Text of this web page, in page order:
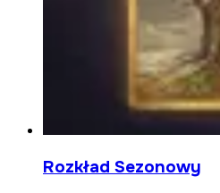
Rozkład Sezonowy